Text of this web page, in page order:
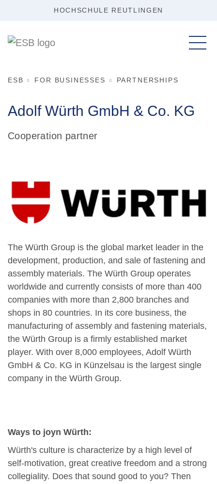
HOCHSCHULE REUTLINGEN
ESB FOR BUSINESSES PARTNERSHIPS
Adolf Würth GmbH & Co. KG
Cooperation partner
The Würth Group is the global market leader in the
development, production, and sale of fastening and
assembly materials. The Würth Group operates
worldwide and currently consists of more than 400
companies with more than 2,800 branches and
shops in 80 countries. In its core business, the
manufacturing of assembly and fastening materials,
the Würth Group is a firmly established market
player. With over 8,000 employees, Adolf Würth
GmbH & Co. KG in Künzelsau is the largest single
company in the Würth Group.
Ways to joyn Würth:
Würth's culture is characterize by a high level of
self-motivation, great creative freedom and a strong
collegiality. Does that sound good to you? Then